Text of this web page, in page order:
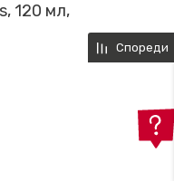
120 мл,
Спореди